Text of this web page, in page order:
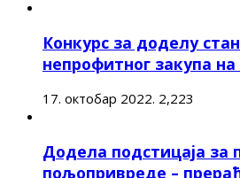
Конкурс за доделу
непрофитног закупа
17. октобар 2022. 2,223
Додела подстицаја за
пољопривреде –